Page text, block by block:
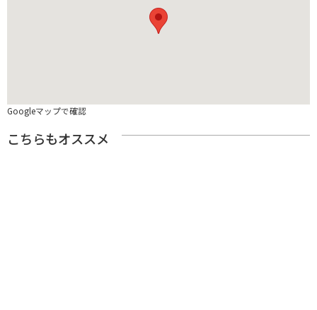
Googleマップで確認
こちらもオススメ